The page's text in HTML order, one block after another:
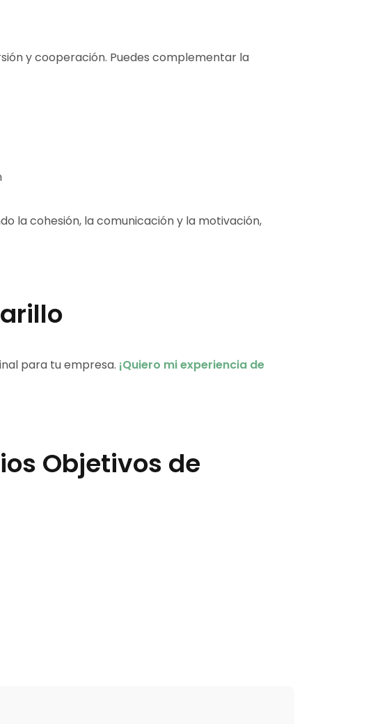
y cooperación. Puedes complementar la
la cohesión, la comunicación y la motivación,
para tu empresa. ¡Quiero mi experiencia de
Objetivos de